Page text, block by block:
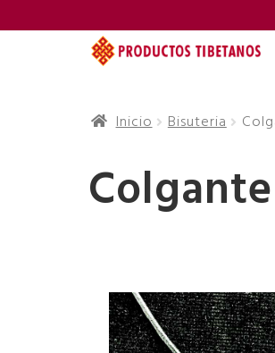
Inicio Bisuteria